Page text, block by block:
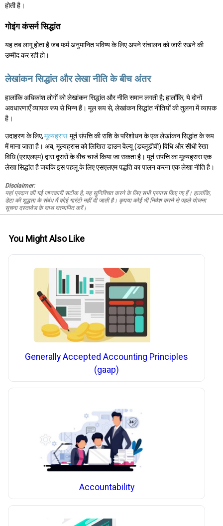
होती है।
गोइंग कंसर्न सिद्धांत
यह तब लागू होता है जब फर्म अनुमानित भविष्य के लिए अपने संचालन को जारी रखने की
उम्मीद कर रही हो।
लेखांकन सिद्धांत और लेखा नीति के बीच अंतर
हालांकि अधिकांश लोगों को लेखांकन सिद्धांत और नीति समान लगती है; हालाँकि, ये दोनों
अवधारणाएँ व्यापक रूप से भिन्न हैं। मूल रूप से, लेखांकन सिद्धांत नीतियों की तुलना में व्यापक
है।
उदाहरण के लिए,मूल्यह्रास मूर्त संपत्ति की राशि के परिशोधन के एक लेखांकन सिद्धांत के रूप
में माना जाता है। अब, मूल्यह्रास को लिखित डाउन वैल्यू (डब्लूडीवी) विधि और सीधी रेखा
विधि (एसएलएम) द्वारा दूसरों के बीच चार्ज किया जा सकता है। मूर्त संपत्ति का मूल्यह्रास एक
लेखा सिद्धांत है जबकि इस पहलू के लिए एसएलएम पद्धति का पालन करना एक लेखा नीति है।
Disclaimer:
यहां प्रदान की गई जानकारी सटीक है, यह सुनिश्चित करने के लिए सभी प्रयास किए गए हैं। हालांकि,
डेटा की शुद्धता के संबंध में कोई गारंटी नहीं दी जाती है। कृपया कोई भी निवेश करने से पहले योजना
सूचना दस्तावेज के साथ सत्यापित करें।
You Might Also Like
Generally Accepted Accounting Principles
(gaap)
Accountability